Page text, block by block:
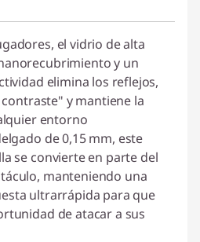
el vidrio de alta
y un
elimina los reflejos,
y mantiene la
entorno
de 0,15 mm, este
se convierte en parte del
manteniendo una
ultrarrápida para que
de atacar a sus